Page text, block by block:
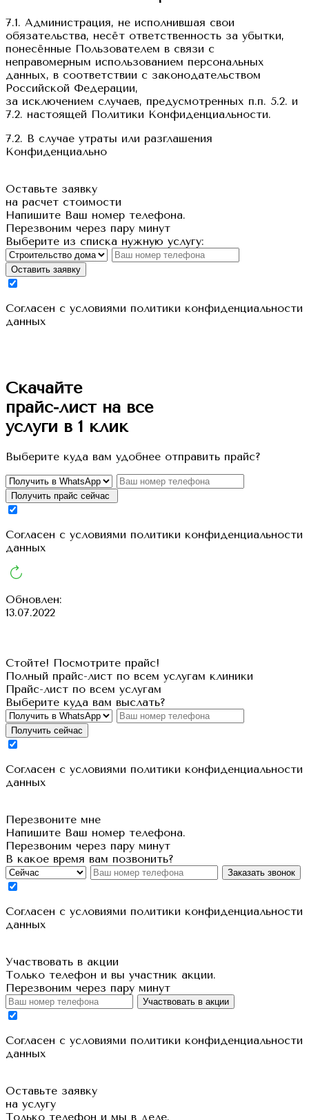
7.1. Администрация, не исполнившая свои
обязательства, несёт ответственность за убытки,
понесённые Пользователем в связи с
неправомерным использованием персональных
данных, в соответствии с законодательством
Российской Федерации,
за исключением случаев, предусмотренных п.п. 5.2. и
7.2. настоящей Политики Конфиденциальности.
7.2. В случае утраты или разглашения
Конфиденциально
Оставьте заявку
на расчет стоимости
Напишите Ваш номер телефона.
Перезвоним через пару минут
Выберите из списка нужную услугу:
Оставить заявку
Cогласен с условиями политики конфиденциальности
данных
Скачайте
прайс-лист на все
услуги в 1 клик
Выберите куда вам удобнее отправить прайс?
Получить прайс сейчас
Cогласен с условиями политики конфиденциальности
данных
Обновлен:
13.07.2022
Стойте! Посмотрите прайс!
Полный прайс-лист по всем услугам клиники
Прайс-лист по всем услугам
Выберите куда вам выслать?
Получить сейчас
Cогласен с условиями политики конфиденциальности
данных
Перезвоните мне
Напишите Ваш номер телефона.
Перезвоним через пару минут
В какое время вам позвонить?
Заказать звонок
Cогласен с условиями политики конфиденциальности
данных
Участвовать в акции
Только телефон и вы участник акции.
Перезвоним через пару минут
Участвовать в акции
Cогласен с условиями политики конфиденциальности
данных
Оставьте заявку
на услугу
Только телефон и мы в деле.